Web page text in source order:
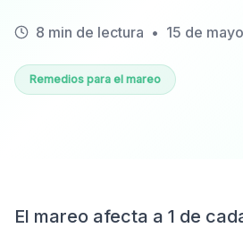
8 min de lectura • 15 de
Remedios para el mareo
El mareo afecta a 1 de